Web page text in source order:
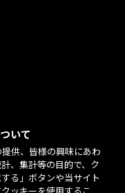
いて
供、皆様の興味にあわ
、集計等の目的で、ク
る」ボタンや当サイト